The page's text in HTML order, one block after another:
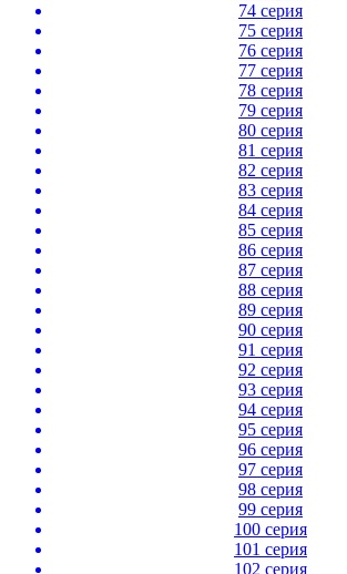
74 серия
75 серия
76 серия
77 серия
78 серия
79 серия
80 серия
81 серия
82 серия
83 серия
84 серия
85 серия
86 серия
87 серия
88 серия
89 серия
90 серия
91 серия
92 серия
93 серия
94 серия
95 серия
96 серия
97 серия
98 серия
99 серия
100 серия
101 серия
102 серия